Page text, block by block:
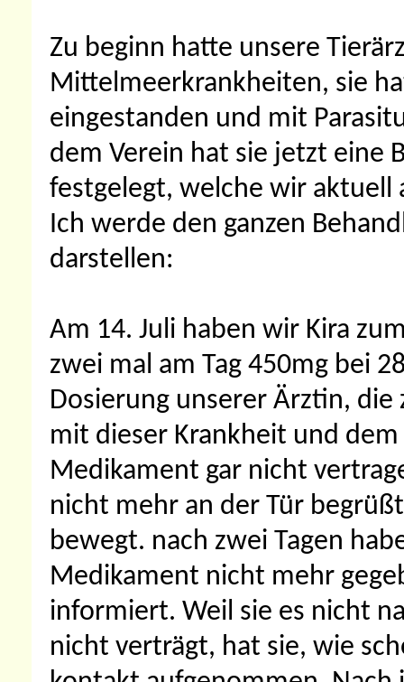
Zu beginn hatte unsere
Mittelmeerkrankheiten, sie
eingestanden und mit
dem Verein hat sie jetzt eine
festgelegt, welche wir aktuell
Ich werde den ganzen
darstellen:
Am 14. Juli haben wir Kira
zwei mal am Tag 450mg bei
Dosierung unserer Ärztin,
mit dieser Krankheit und
Medikament gar nicht
nicht mehr an der Tür
bewegt. nach zwei Tagen
Medikament nicht mehr
informiert. Weil sie es nicht
nicht verträgt, hat sie, wie